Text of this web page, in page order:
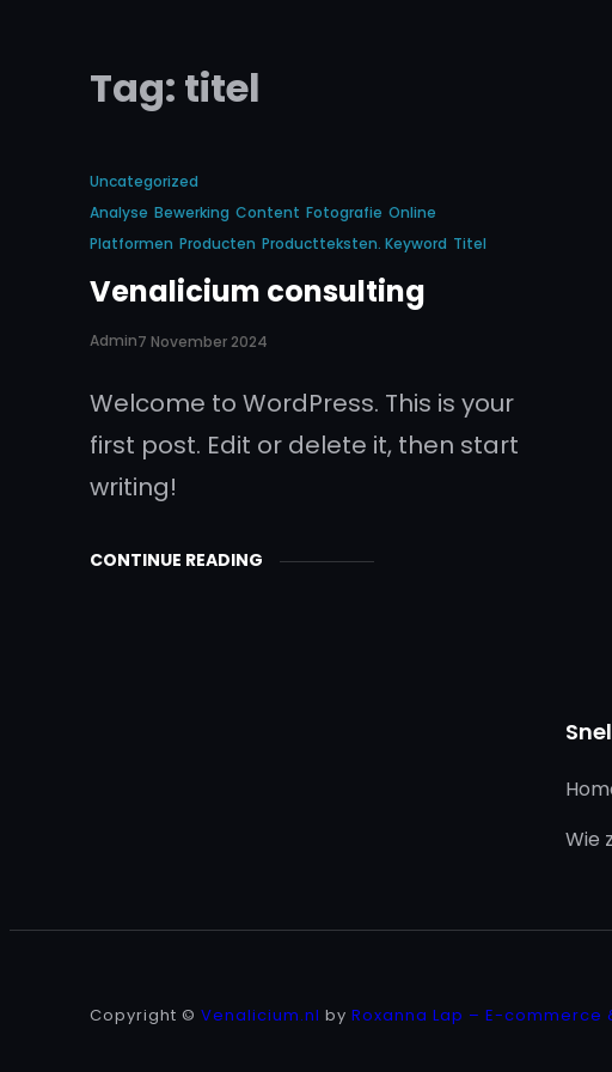
Tag: titel
Uncategorized
Analyse Bewerking Content Fotografie Online
Platformen Producten Productteksten. Keyword Titel
Venalicium consulting
Admin7 November 2024
Welcome to WordPress. This is your
first post. Edit or delete it, then start
writing!
CONTINUE READING
Wie
Copyright ©Venalicium.nl byRoxanna Lap – E-